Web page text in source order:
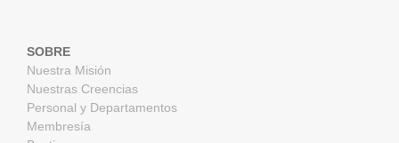
SOBRE
Nuestra Misión
Nuestras Creencias
Personal y Departamentos
Membresía